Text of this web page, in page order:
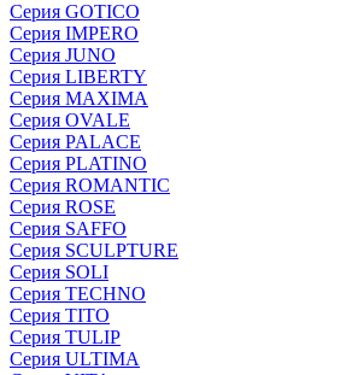
Серия GOTICO
Серия IMPERO
Серия JUNO
Серия LIBERTY
Серия MAXIMA
Серия OVALE
Серия PALACE
Серия PLATINO
Серия ROMANTIC
Серия ROSE
Серия SAFFO
Серия SCULPTURE
Серия SOLI
Серия TECHNO
Серия TITO
Серия TULIP
Серия ULTIMA